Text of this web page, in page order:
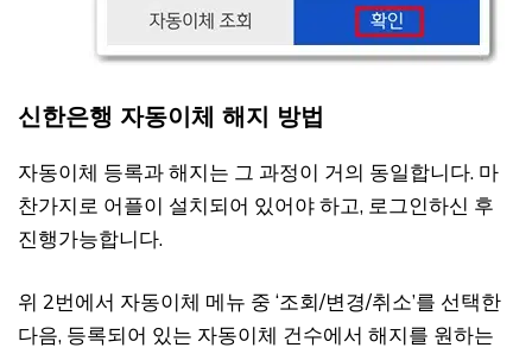
신한은행 자동이체 해지 방법
자동이체 등록과 해지는 그 과정이 거의 동일합니다. 마
찬가지로 어플이 설치되어 있어야 하고, 로그인하신 후
진행가능합니다.
위 2번에서 자동이체 메뉴 중 ‘조회/변경/취소’를 선택한
다음, 등록되어 있는 자동이체 건수에서 해지를 원하는